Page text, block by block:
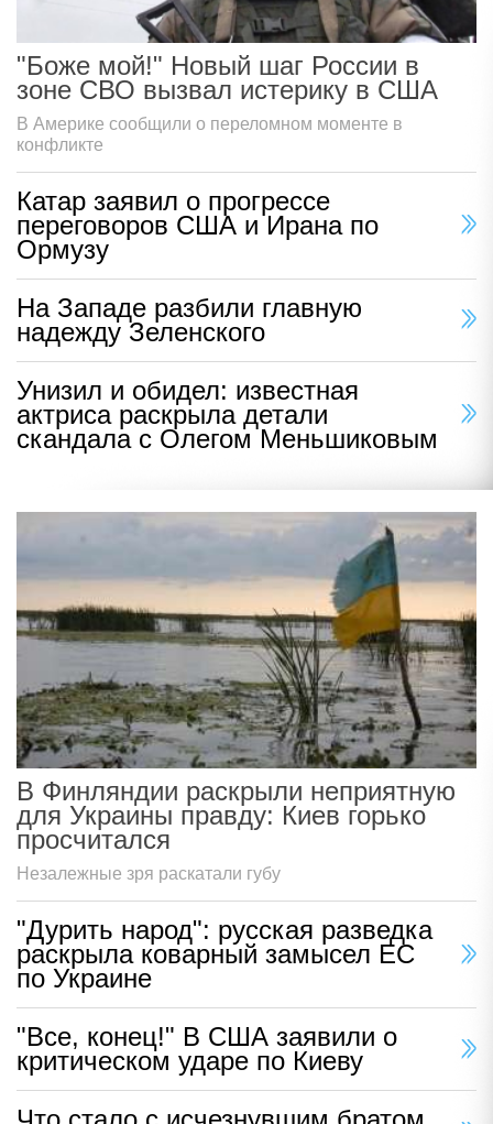
"Боже мой!" Новый шаг России в
зоне СВО вызвал истерику в США
В Америке сообщили о переломном моменте в
конфликте
Катар заявил о прогрессе
переговоров США и Ирана по
Ормузу
На Западе разбили главную
надежду Зеленского
Унизил и обидел: известная
актриса раскрыла детали
скандала с Олегом Меньшиковым
В Финляндии раскрыли неприятную
для Украины правду: Киев горько
просчитался
Незалежные зря раскатали губу
"Дурить народ": русская разведка
раскрыла коварный замысел ЕС
по Украине
"Все, конец!" В США заявили о
критическом ударе по Киеву